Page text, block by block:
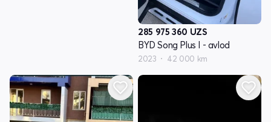
285 975 360 UZS
BYD Song Plus I - avlod
2023 42 000 km